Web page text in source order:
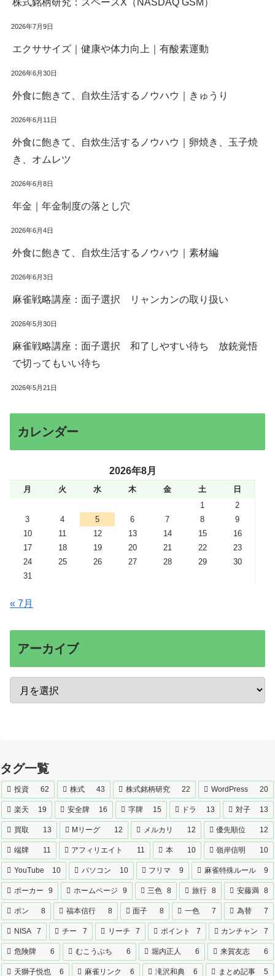
株式銘柄研究：スペースX（NASDAQ GSM）
2026年7月9日
エクササイズ｜健康や体力向上｜有酸素運動
2026年6月30日
外食に飽きて、自炊生活するノウハウ｜きゅうり
2026年6月11日
外食に飽きて、自炊生活するノウハウ｜卵焼き、玉子焼
き、オムレツ
2026年6月8日
年金｜年金制度の落とし穴
2026年6月4日
外食に飽きて、自炊生活するノウハウ｜素材編
2026年6月3日
麻雀戦略講座：面子選択 リャンカンの取り扱い
2026年5月30日
麻雀戦略講座：面子選択 和了しやすい待ち 放銃覚悟
で切ってもいい待ち
2026年5月21日
カレンダー
2026年8月
月 火 水 木 金 土
日
1
2
3
4 5 6 7 8
9
10
11 12 13 14 15
16
17
18 19 20 21 22
23
24
25 26 27 28 29
30
31
« 7月
アーカイブ
タグ一覧
投資 62 株式 43 株式銘柄研究 22 WordPress 20
楽天 19 安全牌 16 字牌 15 ドラ 13 対子 13
買取 13 Mリーグ 12 メルカリ 12 優先順位 12
端牌 11 アフィリエイト 11 本 10 嶺岸信明 10
YouTube 10 パソコン 10 フリマ 9 麻雀特殊ルール 9
ポーカー 9 ホームページ 9 三色 8 旅行 8 安藤満 8
ポン 8 福本信行 8 面子 8 一色 7 為替 7
NISA 7 チー 7 リーチ 7 ポイント 7 カンチャン 7
危険牌 6 むこうぶち 6 堀内正人 6 来賀友志 6
天獅子悦也 6 麻雀リンク 6 滝沢和典 6 まとめ記事 5